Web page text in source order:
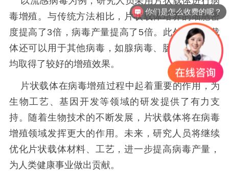
毒增殖。与传统方法相比，片状载体培养的细胞密
度提高了3倍，病毒产量提高了5倍。此外，片状载
体还可以用于其他病毒，如腺病毒、肠道病毒等，
均取得了较好的增殖效果。
片状载体在病毒增殖过程中起着重要的作用，为
生物工艺、基因开发等领域的研发提供了有力支
持。随着生物技术的不断发展，片状载体将在病毒
增殖领域发挥更大的作用。未来，研究人员将继续
优化片状载体材料、工艺，进一步提高病毒产量，
为人类健康事业做出贡献。
你们是怎么收费的呢？